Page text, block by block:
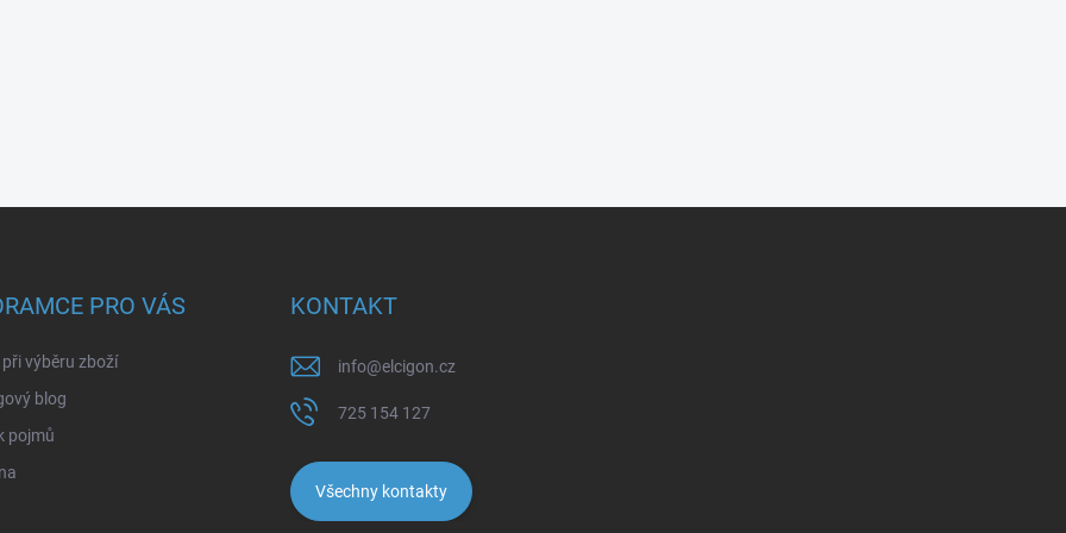
PRO VÁS
při výběru zboží
blog
pojmů
KONTAKT
info@elcigon.cz
725 154 127
Všechny kontakty